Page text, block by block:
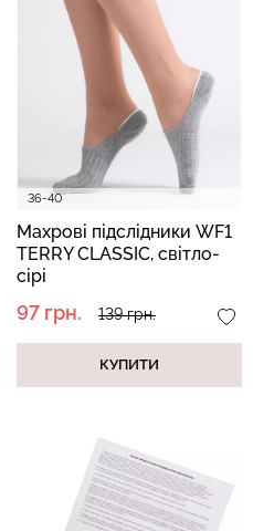
36-40
Махрові підслідники WF1
TERRY CLASSIC, світло-
сірі
97 грн. 139 грн.
КУПИТИ